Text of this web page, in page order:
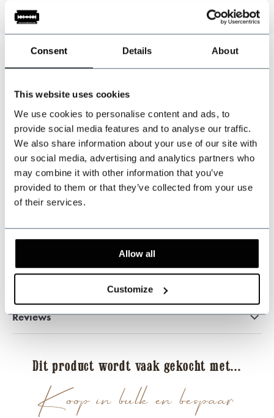
Consent Details About
This website uses cookies
We use cookies to personalise content and ads, to
provide social media features and to analyse our traffic.
We also share information about your use of our site with
our social media, advertising and analytics partners who
may combine it with other information that you’ve
provided to them or that they’ve collected from your use
of their services.
Allow all
Customize
+31 528233787
sales@shelbybrothers.com
Reviews
Koop in bulk en bespaar
Dit product wordt vaak gekocht met...